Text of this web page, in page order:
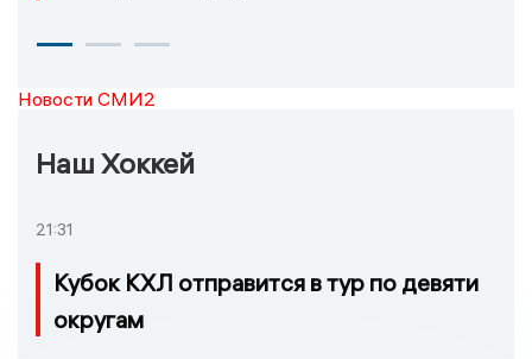
Новости СМИ2
Наш Хоккей
21:31
Кубок КХЛ отправится в тур по девяти
округам